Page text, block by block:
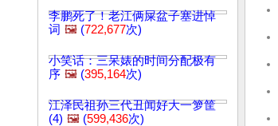
李鹏死了！老江俩屎盆子塞进悼
词 🖼️ (722,677次)
小笑话：三呆婊的时间分配极有
序 🖼️ (395,164次)
江泽民祖孙三代丑闻好大一箩筐
(4) 🖼️ (599,436次)